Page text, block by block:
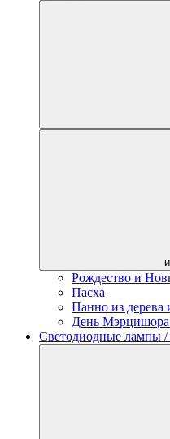
Рождество и
Пасха
Панно из дерева
День Мэрцишора
Светодиодные лампы /